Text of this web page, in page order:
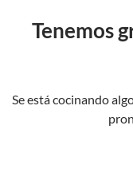
Tenemos
Se está cocinando